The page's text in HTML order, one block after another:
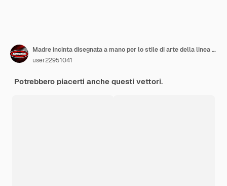
Madre incinta disegnata a mano per lo stile di arte della linea festa della mamma e
user22951041
Potrebbero piacerti anche questi vettori.